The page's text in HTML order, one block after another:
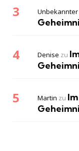
Unbekannter
Denise zu
Martin zu